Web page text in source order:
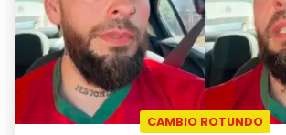
CAMBIO ROTUNDO